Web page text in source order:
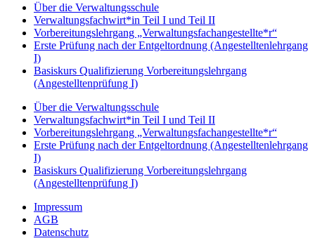
Über die Verwaltungsschule
Verwaltungs­fachwirt*in Teil I und Teil II
Vorbereitungs­lehrgang „Verwaltungsfach­angestellte*r“
Erste Prüfung nach der Entgeltordnung (Angestelltenlehrgang
I)
Basiskurs Qualifizierung Vorbereitungs­lehrgang
(Angestellten­prüfung I)
Über die Verwaltungsschule
Verwaltungs­fachwirt*in Teil I und Teil II
Vorbereitungs­lehrgang „Verwaltungsfach­angestellte*r“
Erste Prüfung nach der Entgeltordnung (Angestelltenlehrgang
I)
Basiskurs Qualifizierung Vorbereitungs­lehrgang
(Angestellten­prüfung I)
Impressum
AGB
Datenschutz